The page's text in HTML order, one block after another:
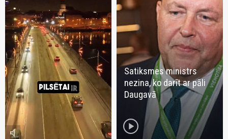
volume_mute
Satiksmes ministrs
nezina, ko darīt ar pāli
Daugavā
play_circle